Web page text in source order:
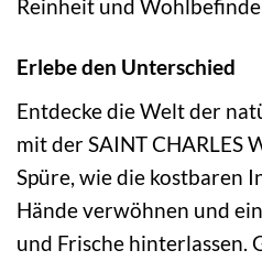
Reinheit und
Erlebe den Unterschied
Entdecke die Welt der
mit der SAINT CHARLES
Spüre, wie die kostbaren
Hände verwöhnen und
und Frische hinterlassen.